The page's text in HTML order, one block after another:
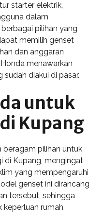
starter elektrik,
dalam
pilihan yang
memilih genset
dan anggaran
menawarkan
diakui di pasar.
untuk
Kupang
beragam pilihan untuk
di Kupang, mengingat
yang mempengaruhi
genset ini dirancang
tersebut, sehingga
keperluan rumah